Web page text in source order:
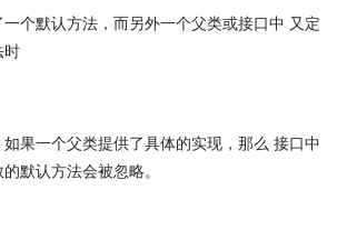
个默认方法，而另外一个父类或接口中 又定
时
果一个父类提供了具体的实现，那么 接口中
默认方法会被忽略。